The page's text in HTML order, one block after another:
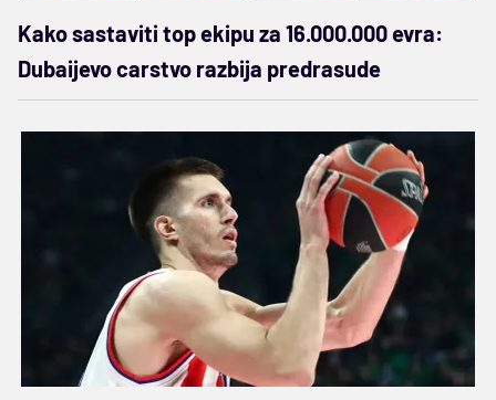
Kako sastaviti top ekipu za 16.000.000 evra:
Dubaijevo carstvo razbija predrasude